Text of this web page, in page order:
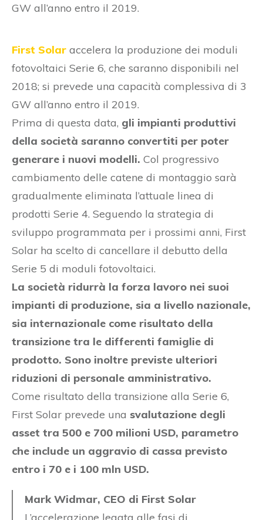
GW all’anno entro il 2019.
First Solar accelera la produzione dei moduli
fotovoltaici Serie 6, che saranno disponibili nel
2018; si prevede una capacità complessiva di 3
GW all’anno entro il 2019.
Prima di questa data, gli impianti produttivi
della società saranno convertiti per poter
generare i nuovi modelli. Col progressivo
cambiamento delle catene di montaggio sarà
gradualmente eliminata l’attuale linea di
prodotti Serie 4. Seguendo la strategia di
sviluppo programmata per i prossimi anni, First
Solar ha scelto di cancellare il debutto della
Serie 5 di moduli fotovoltaici.
La società ridurrà la forza lavoro nei suoi
impianti di produzione, sia a livello nazionale,
sia internazionale come risultato della
transizione tra le differenti famiglie di
prodotto. Sono inoltre previste ulteriori
riduzioni di personale amministrativo.
Come risultato della transizione alla Serie 6,
First Solar prevede una svalutazione degli
asset tra 500 e 700 milioni USD, parametro
che include un aggravio di cassa previsto
entro i 70 e i 100 mln USD.
Mark Widmar, CEO di First Solar
L’accelerazione legata alle fasi di